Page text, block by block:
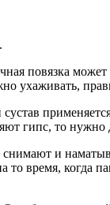
повязка
ухаживать,
гипс, то нужно
и
то время, когда